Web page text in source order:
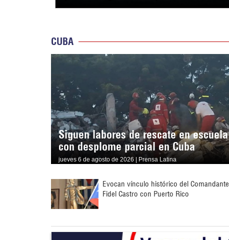
CUBA
Siguen labores de rescate en escuela
con desplome parcial en Cuba
jueves 6 de agosto de 2026 | Prensa Latina
Evocan vínculo histórico del Comandante
Fidel Castro con Puerto Rico